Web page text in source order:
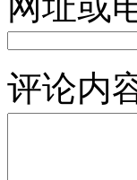
评论内